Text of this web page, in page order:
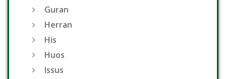
Guran
Herran
His
Huos
Issus